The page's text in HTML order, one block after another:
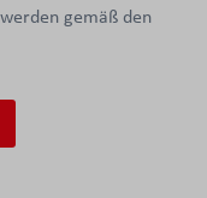
gemäß den